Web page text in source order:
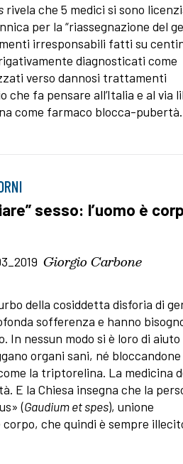
rivela che 5 medici si sono
per la “riassegnazione del
irresponsabili fatti su
diagnosticati come
verso dannosi trattamenti
che fa pensare all’Italia e al via
come farmaco blocca-pubertà.
sesso: l’uomo è
Giorgio Carbone
della cosiddetta disforia di
sofferenza e hanno
In nessun modo si è loro di aiuto
organi sani, né bloccandone
la triptorelina. La medicina
E la Chiesa insegna che la
(Gaudium et spes), unione
che quindi è sempre